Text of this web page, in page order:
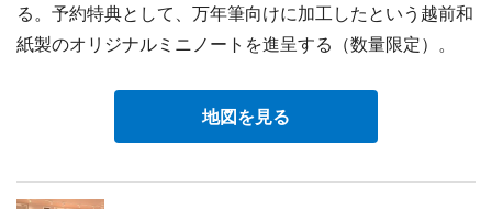
る。予約特典として、万年筆向けに加工したという越前和
紙製のオリジナルミニノートを進呈する（数量限定）。
地図を見る